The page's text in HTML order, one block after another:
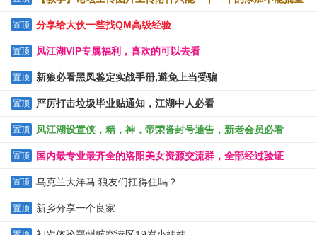
上传的解决办法
置顶 分享给大伙一些找QM高级经验
置顶 凤江湖VIP专属福利，喜欢的可以去看
置顶 新狼必看黑凤鉴定实战手册,避免上当受骗
置顶 严厉打击垃圾毕业贴通知，江湖中人必看
置顶 凤江湖设置侠，精，神，帝荣誉封号通告，新老会员必看
置顶 国内最专业最齐全的洛阳美女资源交流群，全部经过验证
置顶 乌克兰大洋马 狼友们扛得住吗？
置顶 新乡分享一个良家